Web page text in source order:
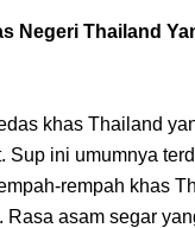
Menjadi Cemilan
Yang Terletak Di
Mudah Dan Tidak Ribet
Negeri Thailand
khas Thailand
Sup ini umumnya
rempah khas
asam segar